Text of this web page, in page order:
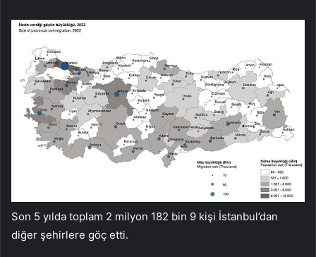
Son 5 yılda toplam 2 milyon 182 bin 9 kişi İstanbul’dan
diğer şehirlere göç etti.